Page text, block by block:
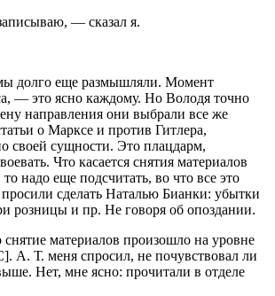
— сказал я.
долго еще размышляли. Момент
— это ясно каждому. Но Володя точно
направления они выбрали все же
о Марксе и против Гитлера,
своей сущности. Это плацдарм,
Что касается снятия материалов
надо еще подсчитать, во что все это
сделать Наталью Бианки: убытки
розницы и пр. Не говоря об опоздании.
материалов произошло на уровне
Т. меня спросил, не почувствовал ли
Нет, мне ясно: прочитали в отделе